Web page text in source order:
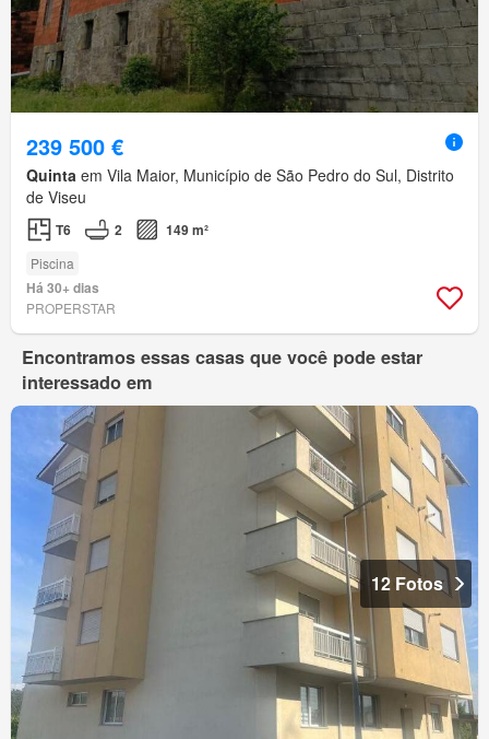
239 500 €
Quinta em Vila Maior, Município de São Pedro do Sul, Distrito
de Viseu
T6 2 149 m²
Piscina
Há 30+ dias
PROPERSTAR
Encontramos essas casas que você pode estar
interessado em
12 Fotos